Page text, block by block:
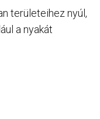
területeihez nyúl,
a nyakát